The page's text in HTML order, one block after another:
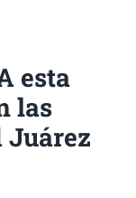
esta
las
Juárez